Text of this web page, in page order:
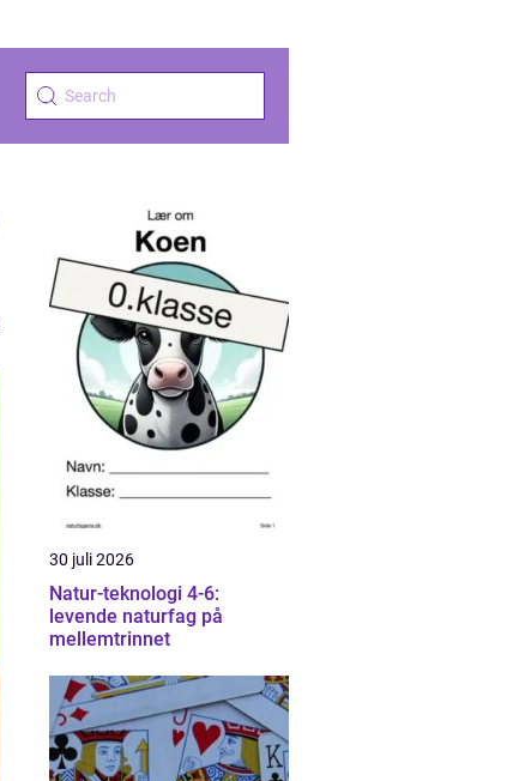
30 juli 2026
Natur-teknologi 4-6:
levende naturfag på
mellemtrinnet